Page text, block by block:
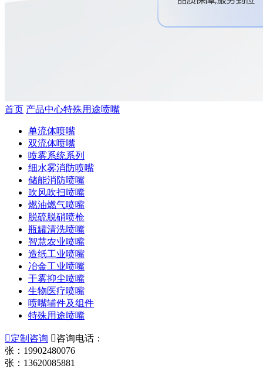
首页 产品中心特殊用途喷嘴
单流体喷嘴
双流体喷嘴
喷雾系统系列
细水雾消防喷嘴
储能消防喷嘴
吹风吹扫喷嘴
燃油燃气喷嘴
脱硫脱硝喷枪
瓶罐清洗喷嘴
智慧农业喷嘴
造纸工业喷嘴
冶金工业喷嘴
干雾抑尘喷嘴
生物医疗喷嘴
喷嘴辅件及组件
特殊用途喷嘴
定制咨询 咨询电话：
张：19902480076
张：13620085881